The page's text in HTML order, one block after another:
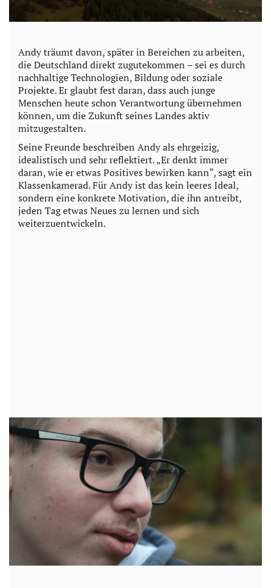
Andy träumt davon, später in Bereichen zu arbeiten,
die Deutschland direkt zugutekommen – sei es durch
nachhaltige Technologien, Bildung oder soziale
Projekte. Er glaubt fest daran, dass auch junge
Menschen heute schon Verantwortung übernehmen
können, um die Zukunft seines Landes aktiv
mitzugestalten.
Seine Freunde beschreiben Andy als ehrgeizig,
idealistisch und sehr reflektiert. „Er denkt immer
daran, wie er etwas Positives bewirken kann“, sagt ein
Klassenkamerad. Für Andy ist das kein leeres Ideal,
sondern eine konkrete Motivation, die ihn antreibt,
jeden Tag etwas Neues zu lernen und sich
weiterzuentwickeln.